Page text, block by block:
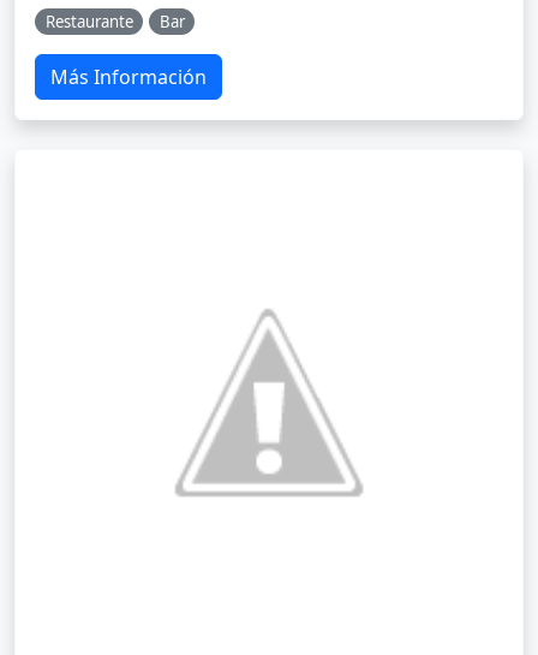
Restaurante Bar
Más Información